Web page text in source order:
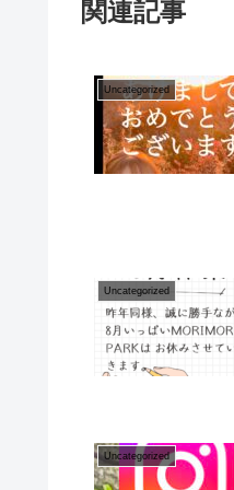
関連記事
Uncategorized
Uncategorized
Uncategorized